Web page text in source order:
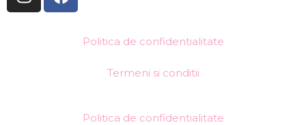
Politica de confidentialitate
Termeni si conditii
Politica de confidentialitate